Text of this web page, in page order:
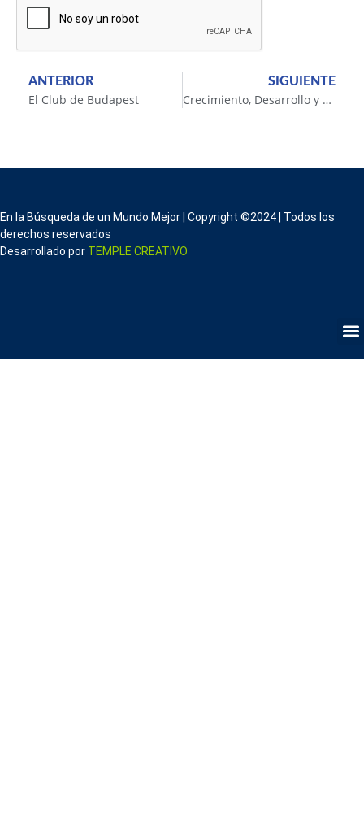
ANTERIOR
El Club de Budapest
SIGUIENTE
Crecimiento, Desarrollo y Futuro
En la Búsqueda de un Mundo Mejor | Copyright ©2024 | Todos los
derechos reservados
Desarrollado por TEMPLE CREATIVO